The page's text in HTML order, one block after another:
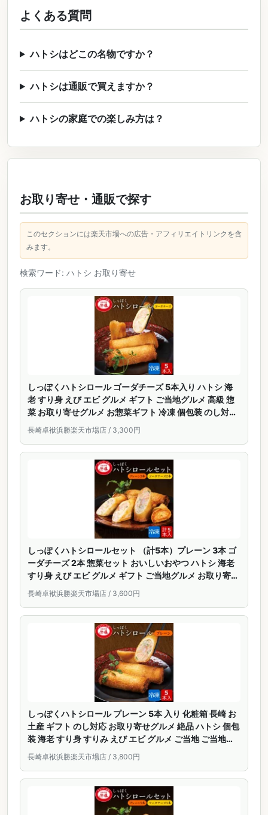
よくある質問
ハトシはどこの名物ですか？
ハトシは通販で買えますか？
ハトシの家庭での楽しみ方は？
お取り寄せ・通販で探す
このセクションには楽天市場への広告・アフィリエイトリンクを含
みます。
検索ワード: ハトシ お取り寄せ
しっぽくハトシロール ゴーダチーズ 5本入り ハトシ 海
老 すり身 えび エビ グルメ ギフト ご当地グルメ 高級 惣
菜 お取り寄せグルメ お惣菜ギフト 冷凍 個包装 のし対応
おやつ おつまみ チーズ 長崎 お土産 九州 絶品 お取り寄
せ 冷凍惣菜
長崎卓袱浜勝楽天市場店 / 3,300円
しっぽくハトシロールセット （計5本）プレーン 3本 ゴ
ーダチーズ 2本 惣菜セット おいしいおやつ ハトシ 海老
すり身 えび エビ グルメ ギフト ご当地グルメ お取り寄せ
グルメ 差し入れ 高級 おつまみ 個包装 夜食
長崎卓袱浜勝楽天市場店 / 3,600円
しっぽくハトシロール プレーン 5本 入り 化粧箱 長崎 お
土産 ギフト のし対応 お取り寄せグルメ 絶品 ハトシ 個包
装 海老 すり身 すりみ えび エビ グルメ ご当地 ご当地グ
ルメ おつまみ 高級 お取り寄せ 九州 冷凍 卓袱料理
長崎卓袱浜勝楽天市場店 / 3,800円